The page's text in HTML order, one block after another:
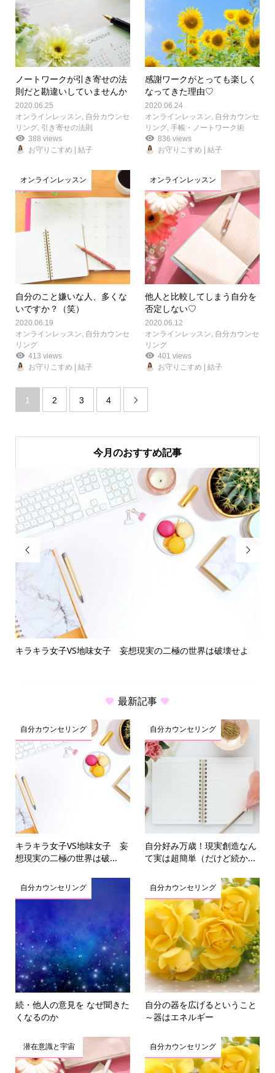
ノートワークが引き寄せの法
則だと勘違いしていませんか
2020.06.25
オンラインレッスン 自分カウンセ
リング, 引き寄せの法則
388 views
お守りこすめ | 結子
感謝ワークがとっても楽しく
なってきた理由♡
2020.06.24
オンラインレッスン 自分カウンセ
リング ,手帳・ノートワーク術
836 views
お守りこすめ | 結子
オンラインレッスン
自分のこと嫌いな人、多くな
いですか？（笑）
2020.06.19
オンラインレッスン, 自分カウンセ
リング
413 views
お守りこすめ | 結子
オンラインレッスン
他人と比較してしまう自分を
否定しない♡
2020.06.12
オンラインレッスン, 自分カウンセ
リング
401 views
お守りこすめ | 結子
1 2 3 4 
今月のおすすめ記事

キラキラ女子VS地味女子 妄想現実の二極の世界は破壊せよ

最新記事
自分カウンセリング
キラキラ女子VS地味女子 妄
想現実の二極の世界は破...
自分カウンセリング
自分好み万歳！現実創造なん
て実は超簡単（だけど続か...
自分カウンセリング
続・他人の意見を なぜ聞きた
くなるのか
自分カウンセリング
自分の器を広げるということ
～器はエネルギー
潜在意識と宇宙 自分カウンセリング